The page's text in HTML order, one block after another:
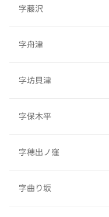
字藤沢
字舟津
字坊貝津
字保木平
字穂出ノ窪
字曲り坂